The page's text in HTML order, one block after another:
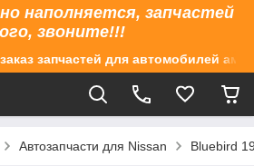
наполняется, запчастей
звоните!!!
запчастей для автомобилей
Автозапчасти для Nissan Bluebird